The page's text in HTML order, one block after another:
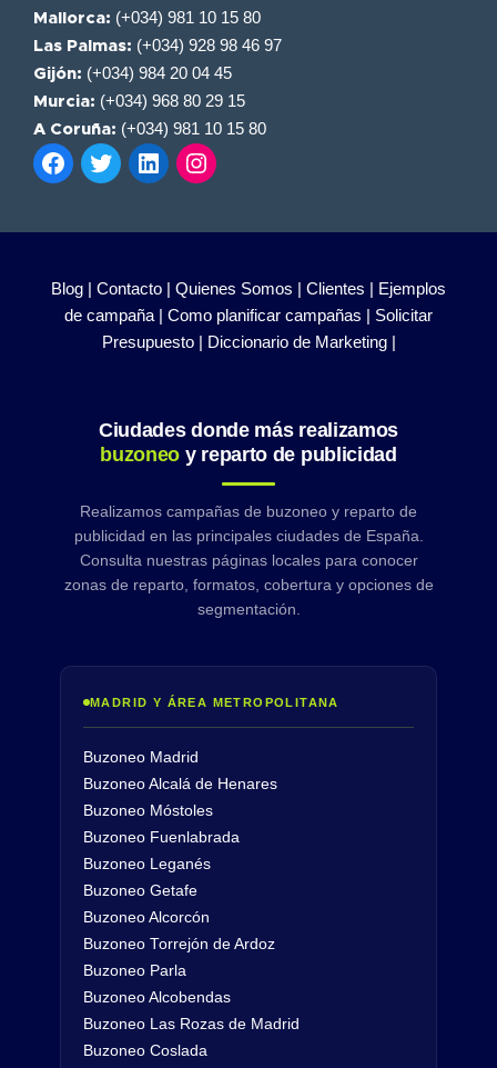
Mallorca: (+034) 981 10 15 80
Las Palmas: (+034) 928 98 46 97
Gijón: (+034) 984 20 04 45
Murcia: (+034) 968 80 29 15
A Coruña: (+034) 981 10 15 80
Blog | Contacto | Quienes Somos | Clientes | Ejemplos
de campaña | Como planificar campañas | Solicitar
Presupuesto | Diccionario de Marketing |
Ciudades donde más realizamos
buzoneo y reparto de publicidad
Realizamos campañas de buzoneo y reparto de
publicidad en las principales ciudades de España.
Consulta nuestras páginas locales para conocer
zonas de reparto, formatos, cobertura y opciones de
segmentación.
MADRID Y ÁREA METROPOLITANA
Buzoneo Madrid
Buzoneo Alcalá de Henares
Buzoneo Móstoles
Buzoneo Fuenlabrada
Buzoneo Leganés
Buzoneo Getafe
Buzoneo Alcorcón
Buzoneo Torrejón de Ardoz
Buzoneo Parla
Buzoneo Alcobendas
Buzoneo Las Rozas de Madrid
Buzoneo Coslada